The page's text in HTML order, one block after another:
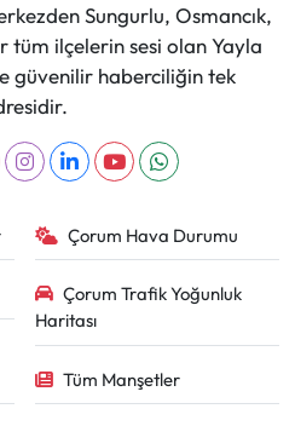
Sungurlu, Osmancık,
tüm ilçelerin sesi olan Yayla
güvenilir haberciliğin tek
Çorum Hava Durumu
Çorum Trafik Yoğunluk
Haritası
Tüm Manşetler